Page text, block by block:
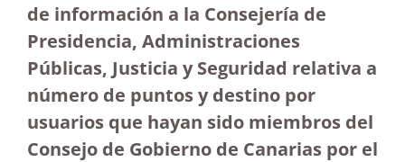
de información a la Consejería de
Presidencia, Administraciones
Públicas, Justicia y Seguridad relativa a
número de puntos y destino por
usuarios que hayan sido miembros del
Consejo de Gobierno de Canarias por el